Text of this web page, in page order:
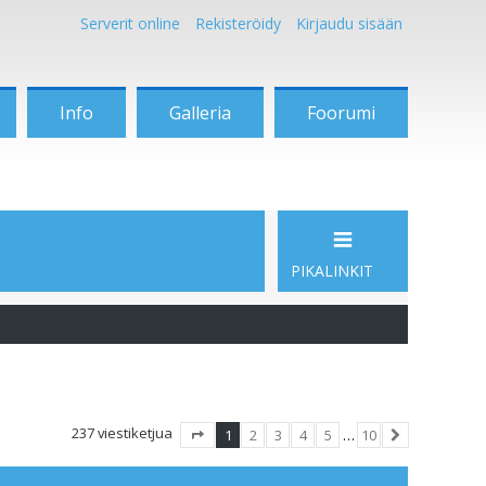
Serverit online Rekisteröidy Kirjaudu sisään
Info Galleria Foorumi
PIKALINKIT
237 viestiketjua
1 2 3 4 5 … 10